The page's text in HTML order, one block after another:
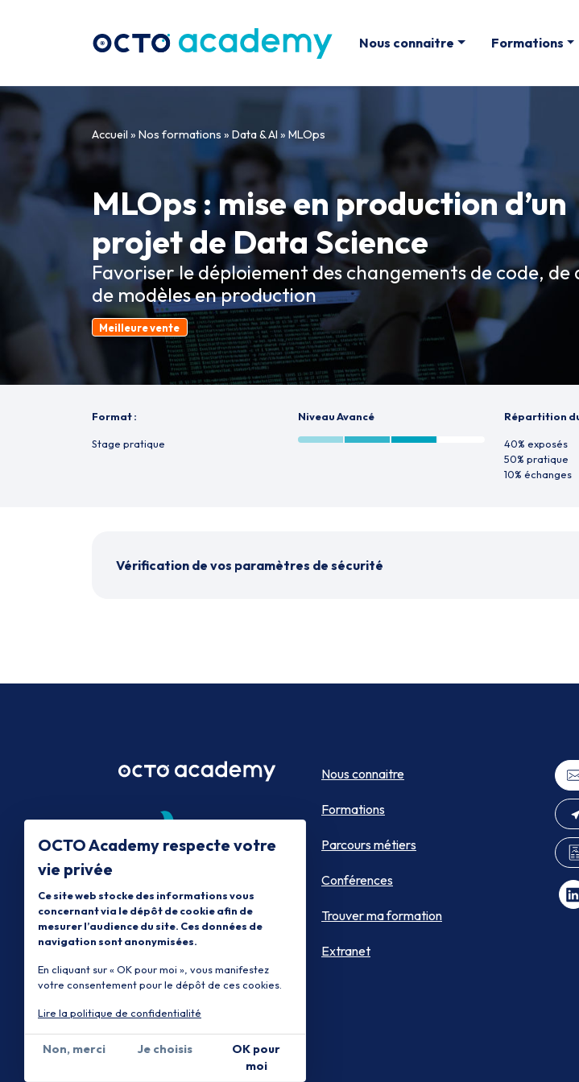
Nous connaitre Formations
Accueil » Nos formations » Data & AI » MLOps
MLOps : mise en production d’un
projet de Data Science
Favoriser le déploiement des changements de code, de
de modèles en production
Meilleure vente
Format :
Stage pratique
Niveau Avancé Répartition
40% exposés
50% pratique
10% échanges
Vérification de vos paramètres de sécurité
Nous connaitre
Formations
Parcours métiers
Conférences
Trouver ma formation
Extranet
OCTO Academy respecte votre
vie privée
Ce site web stocke des informations vous
concernant via le dépôt de cookie afin de
mesurer l’audience du site. Ces données de
navigation sont anonymisées.
En cliquant sur « OK pour moi », vous manifestez
votre consentement pour le dépôt de ces cookies.
Lire la politique de confidentialité
Non, merci Je choisis
OK pour
moi